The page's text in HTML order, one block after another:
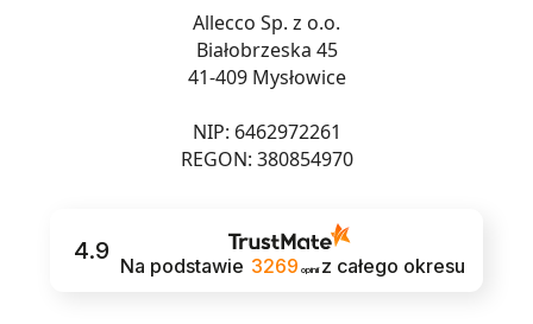
Allecco Sp. z o.o.
Białobrzeska 45
41-409 Mysłowice
NIP: 6462972261
REGON: 380854970
4.9
Na podstawie 3269 opinii z całego okresu